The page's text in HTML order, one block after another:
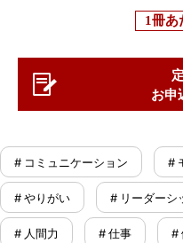
1冊あ
お申
# コミュニケーション #
# やりがい # リーダーシ
# 人間力 # 仕事 #